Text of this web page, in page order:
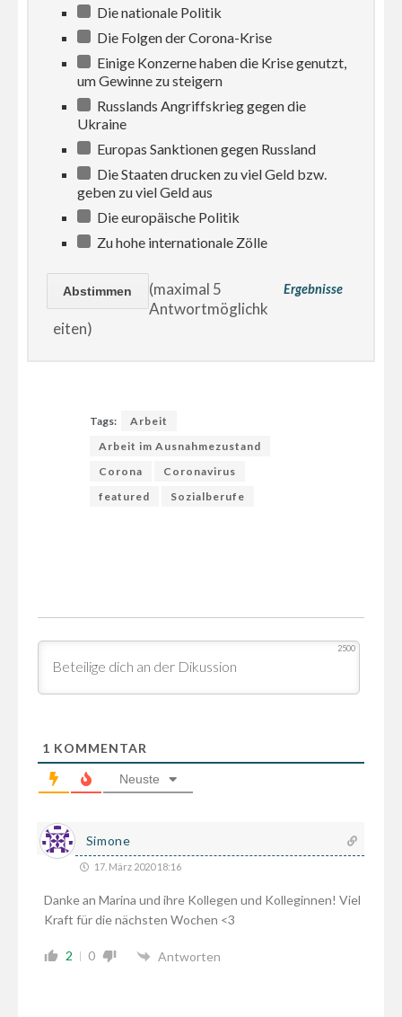
Die nationale Politik
Die Folgen der Corona-Krise
Einige Konzerne haben die Krise genutzt,
um Gewinne zu steigern
Russlands Angriffskrieg gegen die
Ukraine
Europas Sanktionen gegen Russland
Die Staaten drucken zu viel Geld bzw.
geben zu viel Geld aus
Die europäische Politik
Zu hohe internationale Zölle
Ergebnisse
(maximal 5
Antwortmöglichk
eiten)
Tags:
Arbeit
Arbeit im Ausnahmezustand
Corona
Coronavirus
featured
Sozialberufe
2500
1 KOMMENTAR
Neuste
Simone
17. März 2020 18:16
Danke an Marina und ihre Kollegen und Kolleginnen! Viel
Kraft für die nächsten Wochen <3
2 0 Antworten